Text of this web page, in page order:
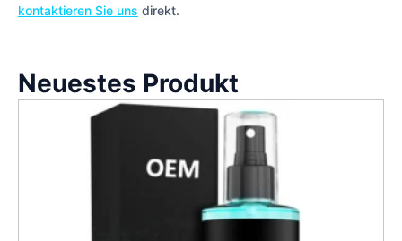
kontaktieren Sie uns direkt.
Neuestes Produkt